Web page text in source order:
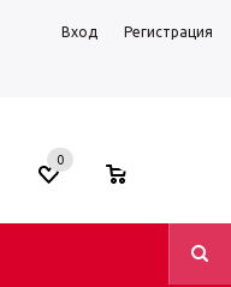
Вход Регистрация
0